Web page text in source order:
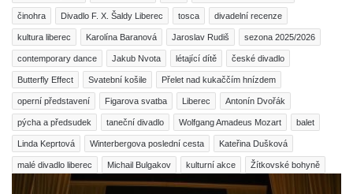
činohra Divadlo F. X. Šaldy Liberec tosca divadelní recenze
kultura liberec Karolína Baranová Jaroslav Rudiš sezona 2025/2026
contemporary dance Jakub Nvota létající dítě české divadlo
Butterfly Effect Svatební košile Přelet nad kukaččím hnízdem
operní představení Figarova svatba Liberec Antonín Dvořák
pýcha a předsudek taneční divadlo Wolfgang Amadeus Mozart balet
Linda Keprtová Winterbergova poslední cesta Kateřina Dušková
malé divadlo liberec Michail Bulgakov kulturní akce Žítkovské bohyně